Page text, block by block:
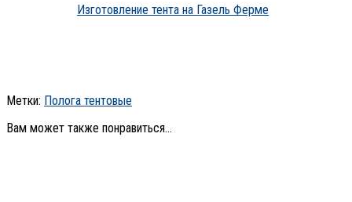
Изготовление тента на Газель Ферме
Метки: Полога тентовые
Вам может также понравиться...